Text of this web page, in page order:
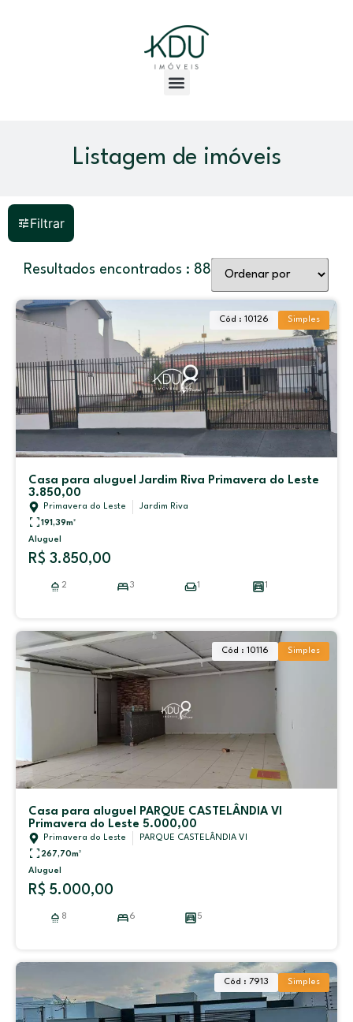
Listagem de imóveis
Filtrar
Resultados encontrados : 88
Cód : 10126 Simples
Casa para aluguel Jardim Riva Primavera do Leste
3.850,00
Primavera do Leste
Jardim Riva
191,39m²
Aluguel
R$ 3.850,00
2 3 1 1
Cód : 10116 Simples
Casa para aluguel PARQUE CASTELÂNDIA VI
Primavera do Leste 5.000,00
Primavera do Leste
PARQUE CASTELÂNDIA VI
267,70m²
Aluguel
R$ 5.000,00
8 6 5
Cód : 7913 Simples